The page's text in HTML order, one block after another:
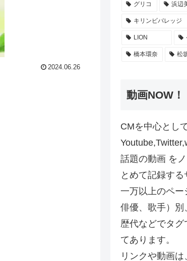
2024.06.26
グリコ 浜辺
キリンビバレッジ
LION
橋本環奈 松
動画NOW
CMを中心として
話題の動画 を
とめて記録する
一万以上のペー
俳優、歌手）別
歴代などでタ
てあります。
リンクや動画